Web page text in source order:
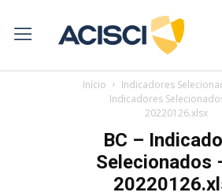
Início Indicadores
Indicadores
20220126.xlsx
BC –
Selecionados